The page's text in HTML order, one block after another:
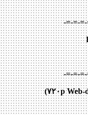
-=-=-
-=-=-